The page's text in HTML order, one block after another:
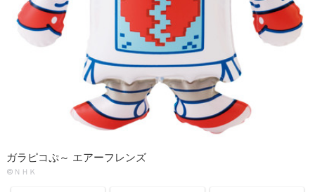
ガラピコぷ～ エアーフレンズ
©ＮＨＫ